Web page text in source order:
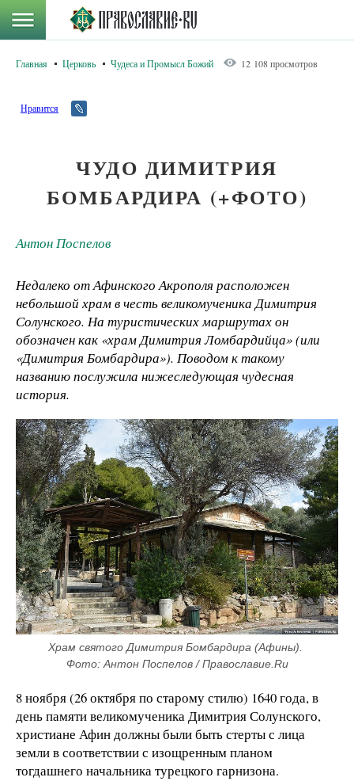
Главная Церковь Чудеса и Промысл Божий 12 108 просмотров
Нравится
ЧУДО ДИМИТРИЯ
БОМБАРДИРА (+ФОТО)
Антон Поспелов
Недалеко от Афинского Акрополя расположен
небольшой храм в честь великомученика Димитрия
Солунского. На туристических маршрутах он
обозначен как «храм Димитрия Ломбардийца» (или
«Димитрия Бомбардира»). Поводом к такому
названию послужила нижеследующая чудесная
история.
Храм святого Димитрия Бомбардира (Афины).
Фото: Антон Поспелов / Православие.Ru
8 ноября (26 октября по старому стилю) 1640 года, в
день памяти великомученика Димитрия Солунского,
христиане Афин должны были быть стерты с лица
земли в соответствии с изощренным планом
тогдашнего начальника турецкого гарнизона.